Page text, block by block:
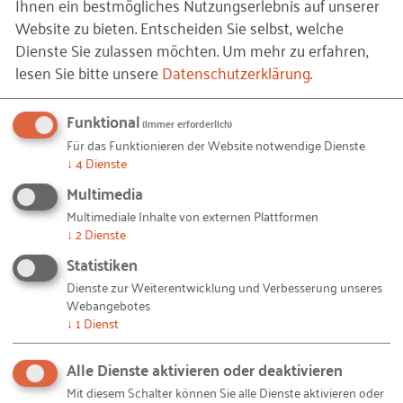
TU Dortmund - Centrum für
Entrepreneurship & Transfer
>> Konzeption und Durchführung eines
zweitägigen WorkshopsZusammen Wachsen
Unterstützerinnen und Unterstützer von Startups
in Nordrhein-Westfalen (09/2022)
Die Ziele des Auftrags waren: Entwicklung der
Gründerinnen und Gründer, Schaffung eines
gemeinsamen Verständnisses der beteiligten
Initiativen auf den Unterstützungsprozess von
Startup-Teams sowie die Entwicklung eines
Konzeptes, aus dem hervorgeht, in welchen Phasen,
welche Initiativen mit welchem Know-how
Website zu bieten. Entscheiden Sie selbst, welche
Dienste Sie zulassen möchten.Um mehr zu erfahren,
lesen Sie bitte unsereDatenschutzerklärung.
Funktional(immer erforderlich)
Für das Funktionieren der Website notwendige Dienste
↓ 4Dienste
Multimedia
Multimediale Inhalte von externen Plattformen
↓ 2Dienste
Statistiken
Dienste zur Weiterentwicklung und Verbesserung unseres
Webangebotes
↓ 1 Dienst
Alle Dienste aktivieren oder deaktivieren
Mit diesem Schalter können Sie alle Dienste aktivieren oder